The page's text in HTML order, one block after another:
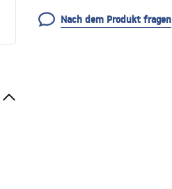
Nach dem Produkt fragen